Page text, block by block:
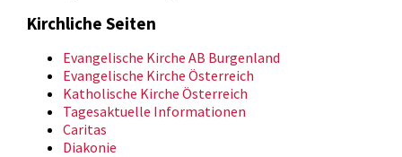
Kirchliche Seiten
Evangelische Kirche AB Burgenland
Evangelische Kirche Österreich
Katholische Kirche Österreich
Tagesaktuelle Informationen
Caritas
Diakonie